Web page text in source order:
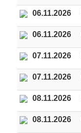
06.11.2026
06.11.2026
07.11.2026
07.11.2026
08.11.2026
08.11.2026